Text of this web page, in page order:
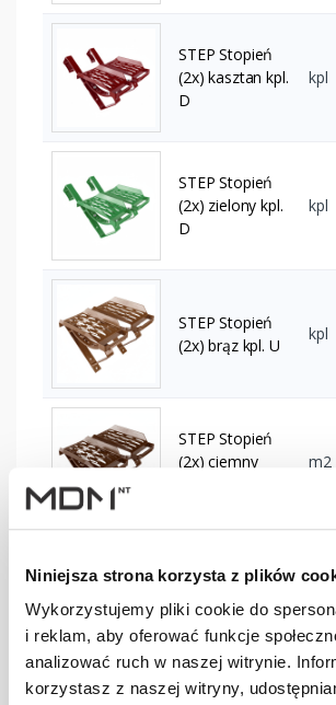
Niniejsza strona korzysta z plików
Wykorzystujemy pliki cookie do
i reklam, aby oferować funkcje
analizować ruch w naszej witrynie.
korzystasz z naszej witryny,
STEP Stopień
(2x) kasztan kpl.
D
kpl
STEP Stopień
(2x) zielony kpl.
D
kpl
STEP Stopień
(2x) brąz kpl. U
kpl
STEP Stopień
(2x) ciemny
m2
STEP Stopień
(2x) cegła kpl. U
STEP Stopień